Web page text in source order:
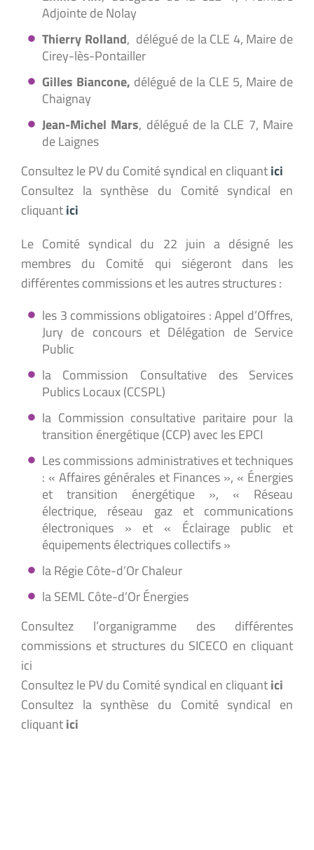
Adjointe de Nolay
Thierry Rolland, délégué de la CLE 4, Maire de
Cirey-lès-Pontailler
Gilles Biancone, délégué de la CLE 5, Maire de
Chaignay
Jean-Michel Mars, délégué de la CLE 7, Maire
de Laignes
Consultez le PV du Comité syndical en cliquantici
Consultez la synthèse du Comité syndical en
cliquantici
Le Comité syndical du 22 juin a désigné les
membres du Comité qui siégeront dans les
différentes commissions et les autres structures :
les 3 commissions obligatoires : Appel d’Offres,
Jury de concours et Délégation de Service
Public
la Commission Consultative des Services
Publics Locaux (CCSPL)
la Commission consultative paritaire pour la
transition énergétique (CCP) avec les EPCI
Les commissions administratives et techniques
: « Affaires générales et Finances », « Énergies
et transition énergétique », « Réseau
électrique, réseau gaz et communications
électroniques » et « Éclairage public et
équipements électriques collectifs »
la Régie Côte-d’Or Chaleur
la SEML Côte-d’Or Énergies
Consultez l’organigramme des différentes
commissions et structures du SICECO en cliquant
ici
Consultez le PV du Comité syndical en cliquantici
Consultez la synthèse du Comité syndical en
cliquantici